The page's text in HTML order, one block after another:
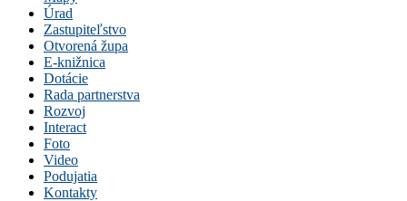
Úrad
Zastupiteľstvo
Otvorená župa
E-knižnica
Dotácie
Rada partnerstva
Rozvoj
Interact
Foto
Video
Podujatia
Kontakty